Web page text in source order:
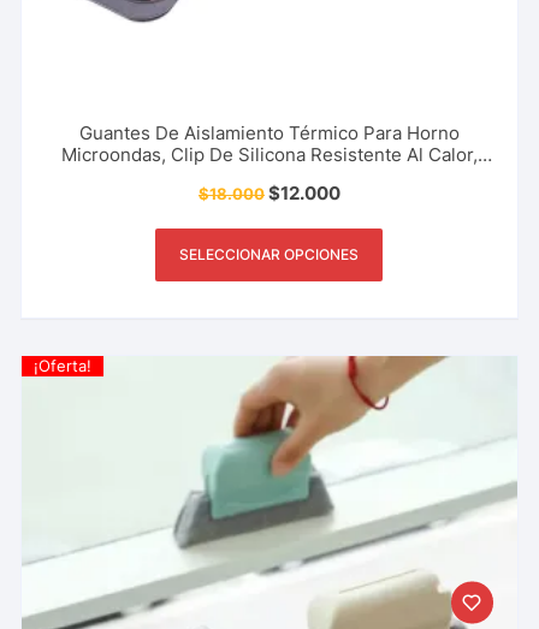
Guantes De Aislamiento Térmico Para Horno
Microondas, Clip De Silicona Resistente Al Calor,
$18.000$12.000
SELECCIONAR OPCIONES
¡Oferta!